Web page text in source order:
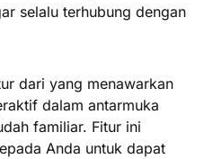
selalu terhubung dengan
dari yang menawarkan
dalam antarmuka
familiar. Fitur ini
Anda untuk dapat